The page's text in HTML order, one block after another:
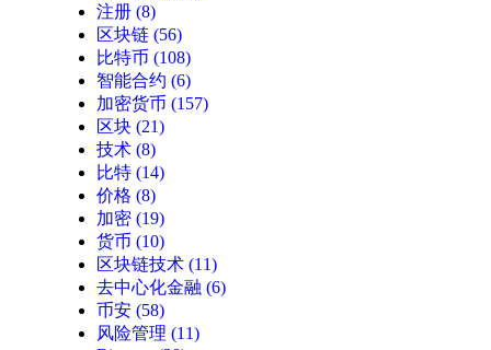
注册 (8)
区块链 (56)
比特币 (108)
智能合约 (6)
加密货币 (157)
区块 (21)
技术 (8)
比特 (14)
价格 (8)
加密 (19)
货币 (10)
区块链技术 (11)
去中心化金融 (6)
币安 (58)
风险管理 (11)